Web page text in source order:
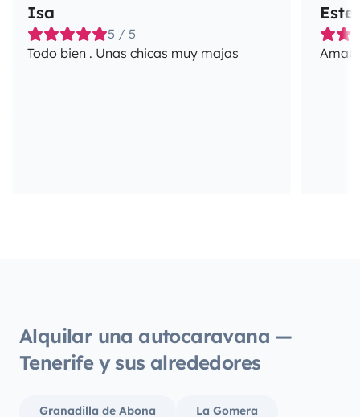
Isa
5 / 5
Todo bien . Unas chicas muy majas
Alquilar una autocaravana —
Tenerife y sus alrededores
Granadilla de Abona La Gomera